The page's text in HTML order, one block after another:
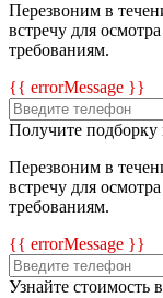
Перезвоним в
встречу для
требованиям.
{{ errorMessage }}
Получите
Перезвоним в
встречу для
требованиям.
{{ errorMessage }}
Узнайте стоимость